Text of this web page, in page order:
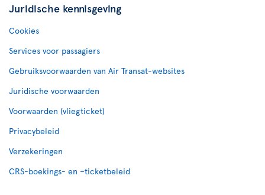
Juridische kennisgeving
Cookies
Services voor passagiers
Gebruiksvoorwaarden van Air Transat-websites
Juridische voorwaarden
Voorwaarden (vliegticket)
Privacybeleid
Verzekeringen
CRS-boekings- en –ticketbeleid